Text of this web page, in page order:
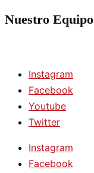
Nuestro Equipo
Instagram
Facebook
Youtube
Twitter
Instagram
Facebook